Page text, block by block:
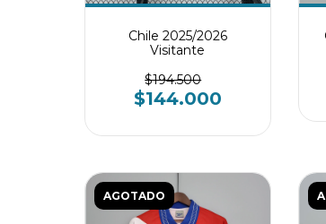
Chile 2025/2026
Visitante
$194.500
$144.000
AGOTADO